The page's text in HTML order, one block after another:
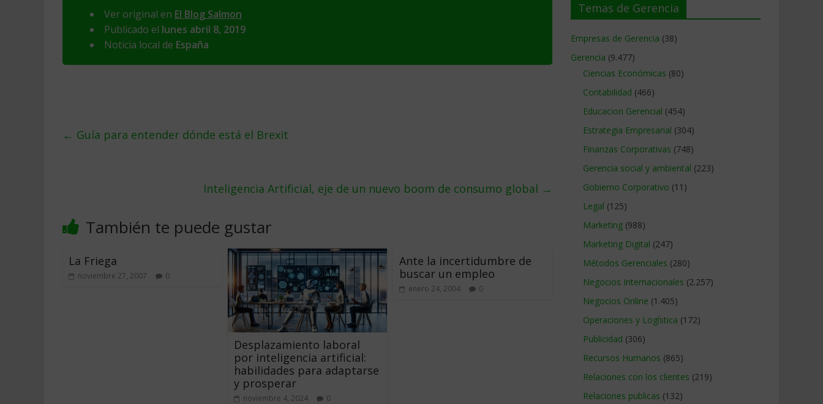
Ver original en El Blog Salmon
Publicado el lunes abril 8, 2019
Noticia local de España
← Guía para entender dónde está el Brexit
Inteligencia Artificial, eje de un nuevo boom de consumo global →
También te puede gustar
La Friega
noviembre 27, 2007 0
Desplazamiento laboral
por inteligencia artificial:
habilidades para adaptarse
y prosperar
noviembre 4, 2024 0
Ante la incertidumbre de
buscar un empleo
enero 24, 2004 0
Temas de Gerencia
Empresas de Gerencia (38)
Gerencia (9.477)
Ciencias Económicas (80)
Contabilidad (466)
Educacion Gerencial (454)
Estrategia Empresarial (304)
Finanzas Corporativas (748)
Gerencia social y ambiental (223)
Gobierno Corporativo (11)
Legal (125)
Marketing (988)
Marketing Digital (247)
Métodos Gerenciales (280)
Negocios Internacionales (2.257)
Negocios Online (1.405)
Operaciones y Logística (172)
Publicidad (306)
Recursos Humanos (865)
Relaciones con los clientes (219)
Relaciones publicas (132)